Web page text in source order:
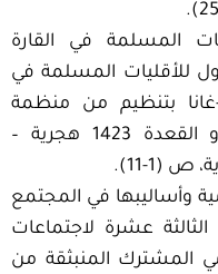
المسلمة في القارة
للأقليات المسلمة في
غانا بتنظيم من منظمة
المؤتمر الإسلامي 17-19/ ذو القعدة 1423 هجرية –
وأساليبها في المجتمع
عشرة لاجتماعات
المشترك المنبثقة من